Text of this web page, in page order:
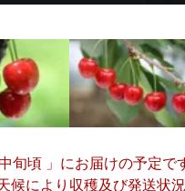
旬頃 」にお届けの予定で
候により収穫及び発送状況